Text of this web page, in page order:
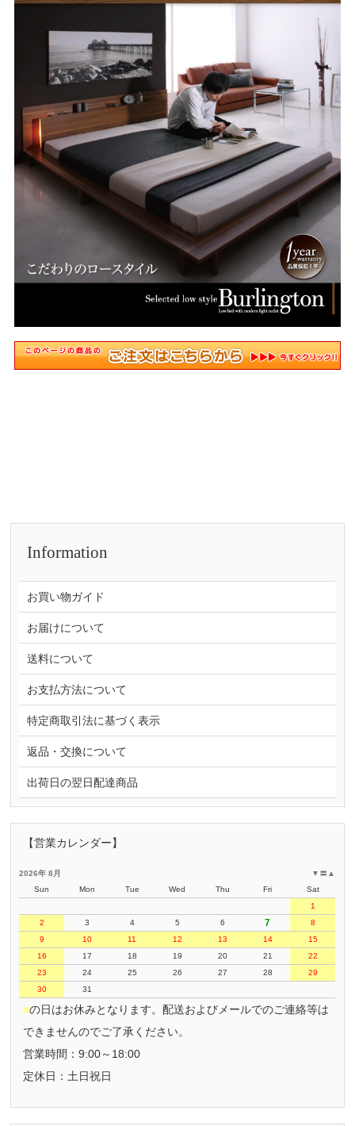
Information
お買い物ガイド
お届けについて
送料について
お支払方法について
特定商取引法に基づく表示
返品・交換について
出荷日の翌日配達商品
【営業カレンダー】
▲
〓
▼
2026年 8月
Sun
Mon Tue Wed Thu Fri
Sat
1
2
3 4 5 6 7
8
9
10 11 12 13 14
15
16
17 18 19 20 21
22
23
24 25 26 27 28
29
30
31
■の日はお休みとなります。配送およびメールでのご連絡等は
できませんのでご了承ください。
営業時間：9:00～18:00
定休日：土日祝日